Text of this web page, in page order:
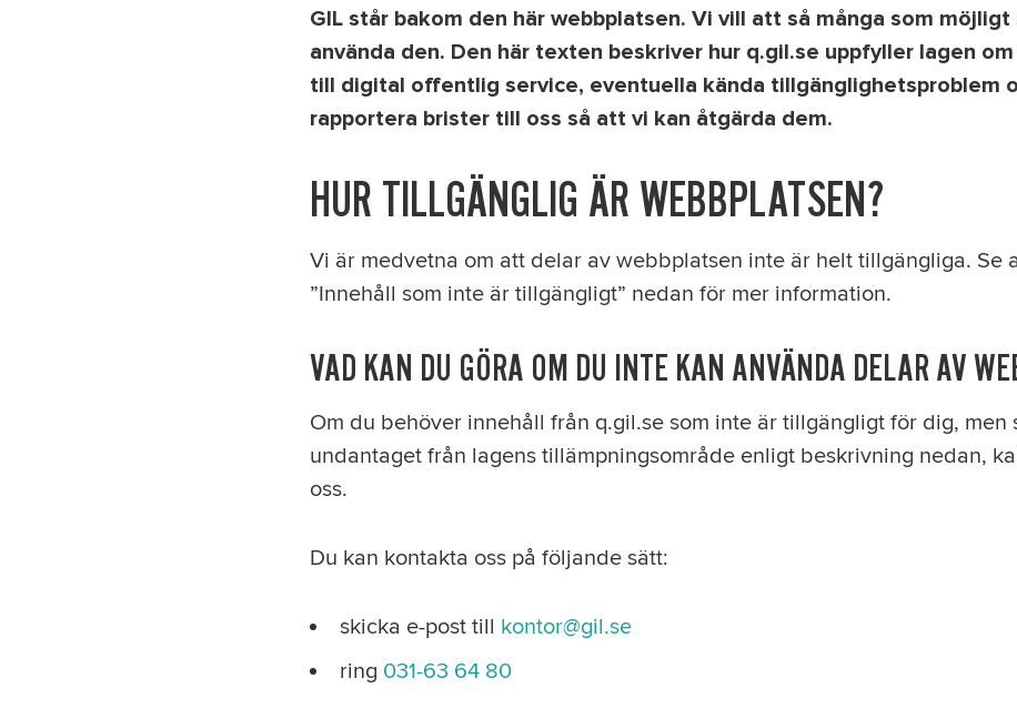
GIL står bakom den här webbplatsen. Vi vill att så många som möjligt
använda den. Den här texten beskriver hur q.gil.se uppfyller lagen
till digital offentlig service, eventuella kända tillgänglighetsproblem
rapportera brister till oss så att vi kan åtgärda dem.
HUR TILLGÄNGLIG ÄR WEBBPLATSEN?
Vi är medvetna om att delar av webbplatsen inte är helt tillgängliga. Se
”Innehåll som inte är tillgängligt” nedan för mer information.
VAD KAN DU GÖRA OM DU INTE KAN ANVÄNDA DELAR AV
Om du behöver innehåll från q.gil.se som inte är tillgängligt för dig, men
undantaget från lagens tillämpningsområde enligt beskrivning nedan,
oss.
Du kan kontakta oss på följande sätt:
skicka e-post till kontor@gil.se
ring 031-63 64 80